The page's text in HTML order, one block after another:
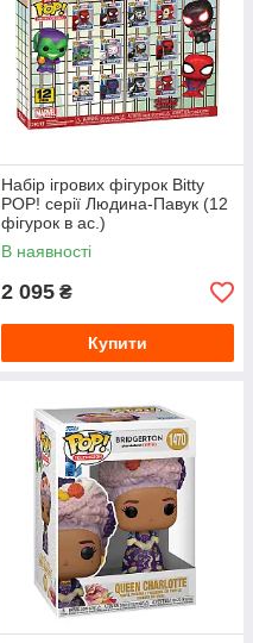
Набір ігрових фігурок Bitty
POP! серії Людина-Павук (12
фігурок в ас.)
В наявності
2 095 ₴
Купити